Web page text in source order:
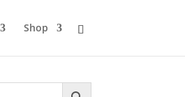
Shop